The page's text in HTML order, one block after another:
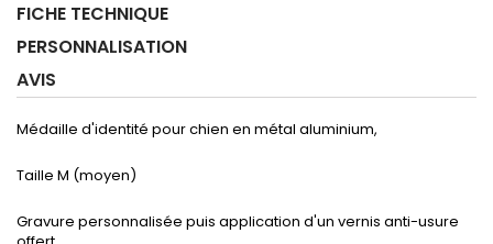
FICHE TECHNIQUE
PERSONNALISATION
AVIS
Médaille d'identité pour chien en métal aluminium,
Taille M (moyen)
Gravure personnalisée puis application d'un vernis anti-usure